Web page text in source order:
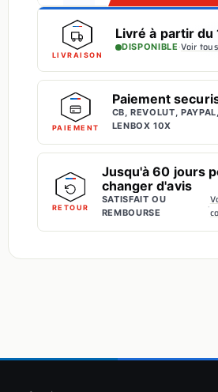
LIVRAISON
Livré à partir du
DISPONIBLE ·Voir
PAIEMENT
Paiement
CB, REVOLUT, PAYPAL,
LENBOX 10X
RETOUR
Jusqu'à 60 jours
changer d'avis
SATISFAIT OU
REMBOURSE
·